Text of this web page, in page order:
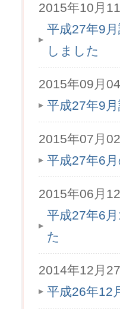
2015年10月
平成27年9
しました
2015年09月
平成27年9
2015年07月
平成27年6
2015年06月
平成27年6
た
2014年12月
平成26年12